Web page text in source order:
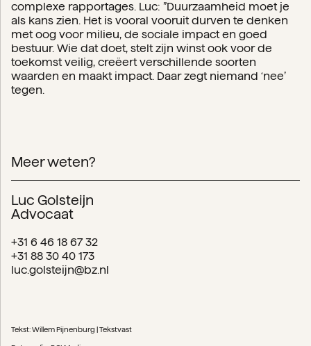
complexe rapportages. Luc: ”Duurzaamheid moet je
als kans zien. Het is vooral vooruit durven te denken
met oog voor milieu, de sociale impact en goed
bestuur. Wie dat doet, stelt zijn winst ook voor de
toekomst veilig, creëert verschillende soorten
waarden en maakt impact. Daar zegt niemand ‘nee’
tegen.
Meer weten?
Luc Golsteijn
Advocaat
+31 6 46 18 67 32
+31 88 30 40 173
luc.golsteijn@bz.nl
Tekst: Willem Pijnenburg | Tekstvast